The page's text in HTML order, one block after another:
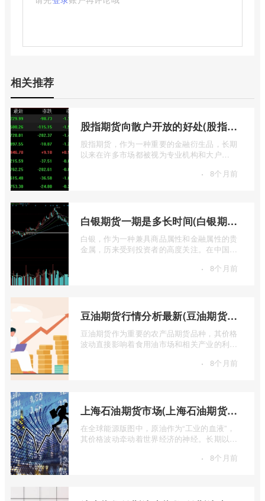
相关推荐
股指期货向散户开放的好处(股指期货对利空信息更加敏感吗)
股指期货，作为一种重要的金融衍生品，长期
以来在许多市场都被视为专业机构和大户
· 8个月前
白银期货一期是多长时间(白银期货涨幅一天最高多少)
白银，作为一种兼具商品属性和金融属性的贵
金属，历来受到投资者的高度关注。在中国市
· 8个月前
豆油期货行情分析最新(豆油期货行情实时行情)
豆油期货作为重要的农产品期货品种，其价格
波动直接影响着食用油市场和相关产业的利
· 8个月前
上海石油期货市场(上海石油期货市场行情)
在全球能源版图中，原油作为“工业的血液”，
其价格波动牵动着世界经济的神经。长期以
· 8个月前